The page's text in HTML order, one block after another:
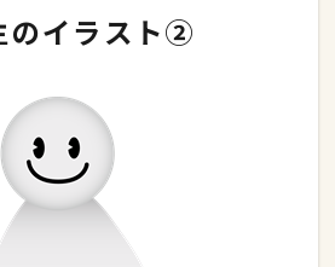
のイラスト②